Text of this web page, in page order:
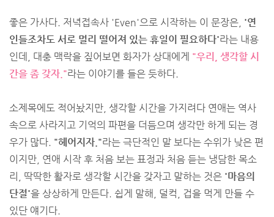
좋은 가사다. 저녁접속사 'Even'으로 시작하는 이 문장은, '연
인들조차도 서로 멀리 떨어져 있는 휴일이 필요하다'라는 내용
인데, 대충 맥락을 짚어보면 화자가 상대에게 "우리, 생각할 시
간을 좀 갖자."라는 이야기를 들은 듯하다.
소제목에도 적어놨지만, 생각할 시간을 가지려다 연애는 역사
속으로 사라지고 기억의 파편을 더듬으며 생각만 하게 되는 경
우가 많다. "헤어지자."라는 극단적인 말 보다는 수위가 낮은 편
이지만, 연애 시작 후 처음 보는 표정과 처음 듣는 냉담한 목소
리, 딱딱한 활자로 생각할 시간을 갖자고 말하는 것은 '마음의
단절'을 상상하게 만든다. 쉽게 말해, 덜컥, 겁을 먹게 만들 수
있단 얘기다.